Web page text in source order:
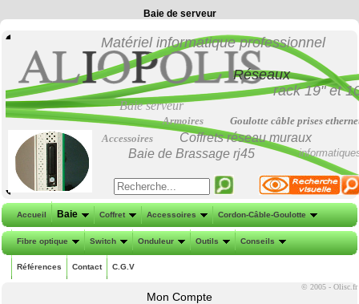
Baie de serveur
Matériel informatique professionnel
Réseaux
rack 19"et
Baie serveur
Armoires
Goulotte câble prises
Accessoires
Coffrets réseau muraux
Baie de Brassage rj45
Accueil Baie Coffret Accessoires Cordon-Câble-Goulotte
Fibre optique Switch Onduleur Outils Conseils
Références Contact C.G.V
© 2005 - Olisc.fr
Mon Compte